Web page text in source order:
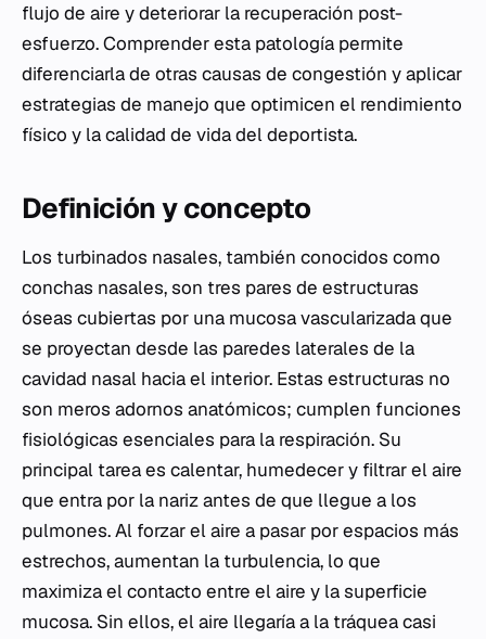
flujo de aire y deteriorar la recuperación post-
esfuerzo. Comprender esta patología permite
diferenciarla de otras causas de congestión y aplicar
estrategias de manejo que optimicen el rendimiento
físico y la calidad de vida del deportista.
Definición y concepto
Los turbinados nasales, también conocidos como
conchas nasales, son tres pares de estructuras
óseas cubiertas por una mucosa vascularizada que
se proyectan desde las paredes laterales de la
cavidad nasal hacia el interior. Estas estructuras no
son meros adornos anatómicos; cumplen funciones
fisiológicas esenciales para la respiración. Su
principal tarea es calentar, humedecer y filtrar el aire
que entra por la nariz antes de que llegue a los
pulmones. Al forzar el aire a pasar por espacios más
estrechos, aumentan la turbulencia, lo que
maximiza el contacto entre el aire y la superficie
mucosa. Sin ellos, el aire llegaría a la tráquea casi